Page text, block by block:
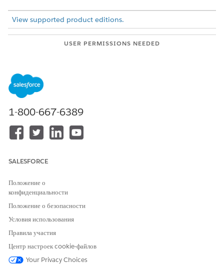
View supported product editions.
USER PERMISSIONS NEEDED
Navigate to a record page and click the ARC Graph tab.
When
in the same node as the parent node.
to see more records.
To show record details, click a record name on a node.
1-800-667-6389
SALESFORCE
Положение о
конфиденциальности
Положение о безопасности
Условия использования
Правила участия
Центр настроек cookie-файлов
Your Privacy Choices